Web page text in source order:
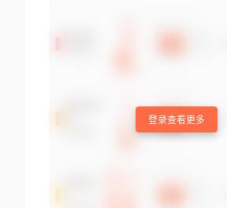
登录查看更多